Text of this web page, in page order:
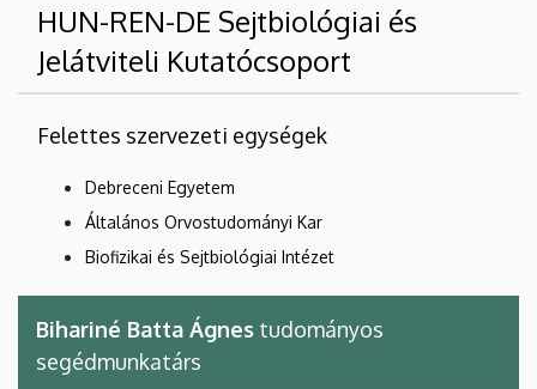
HUN-REN-DE Sejtbiológiai és
Jelátviteli Kutatócsoport
Felettes szervezeti egységek
Debreceni Egyetem
Általános Orvostudományi Kar
Biofizikai és Sejtbiológiai Intézet
Bihariné Batta Ágnes tudományos
segédmunkatárs